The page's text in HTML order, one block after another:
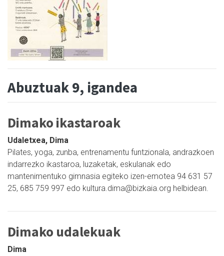
Abuztuak 9, igandea
Dimako ikastaroak
Udaletxea, Dima
Pilates, yoga, zunba, entrenamentu funtzionala, andrazkoen
indarrezko ikastaroa, luzaketak, eskulanak edo
mantenimentuko gimnasia egiteko izen-emotea 94 631 57
25, 685 759 997 edo kultura.dima@bizkaia.org helbidean.
Dimako udalekuak
Dima